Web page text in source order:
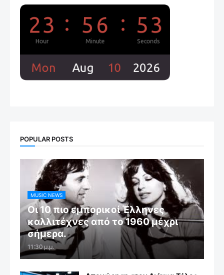
POPULAR POSTS
MUSIC NEWS
Οι 10 πιο εμπορικοί Έλληνες
καλλιτέχνες από το 1960 μέχρι
σήμερα.
11:30 μ.μ.